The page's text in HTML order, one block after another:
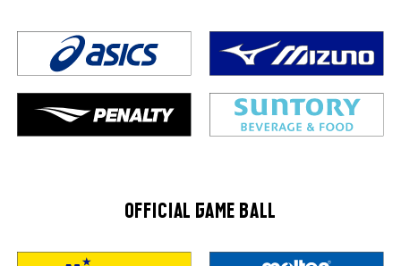
OFFICIAL GAME BALL